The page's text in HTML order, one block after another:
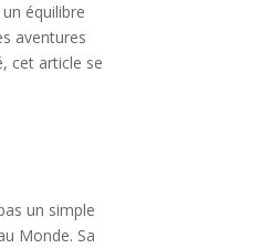
équilibre
aventures
cet article se
un simple
Monde. Sa